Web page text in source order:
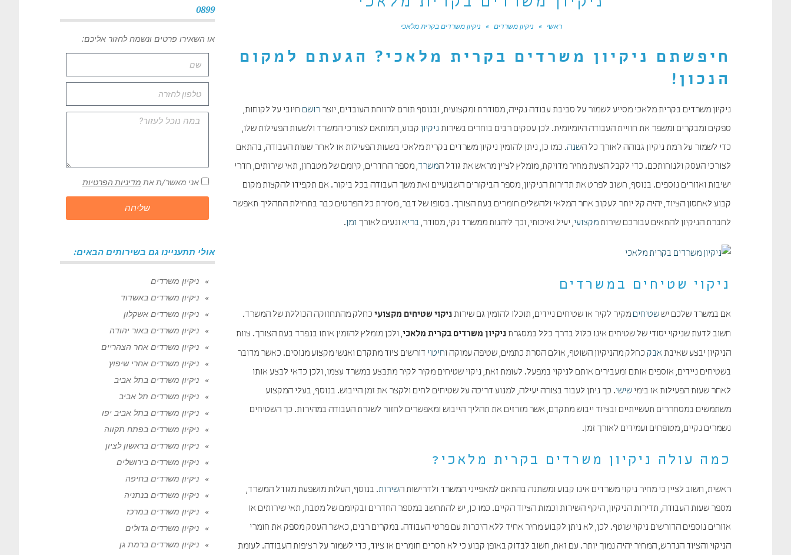
ראשי » ניקיון משרדים » ניקיון משרדים בקרית מלאכי
חיפשתם ניקיון משרדים בקרית מלאכי? הגעתם למקום
הנכון!
ניקיון משרדים בקרית מלאכי מסייע לשמור על סביבת עבודה נקייה, מסודרת ומקצועית, ובנוסף תורם לרווחת העובדים, יוצר רושם חיובי על לקוחות,
ספקים ומבקרים ומשפר את חוויית העבודה היומיומית. לכן עסקים רבים בוחרים בשירות ניקיון קבוע, המותאם לצורכי המשרד ולשעות הפעילות שלו,
כדי לשמור על רמת ניקיון גבוהה לאורך כל השנה. כמו כן, ניתן להזמין ניקיון משרדים בקרית מלאכי בשעות הפעילות או לאחר שעות העבודה, בהתאם
לצורכי העסק ולנוחותכם. כדי לקבל הצעת מחיר מדויקת, מומלץ לציין מראש את גודל המשרד, מספר החדרים, קיומם של מטבחון, תאי שירותים, חדרי
ישיבות ואזורים נוספים. בנוסף, חשוב לפרט את תדירות הניקיון, מספר הביקורים השבועיים ואת משך העבודה בכל ביקור. אם תקפידו להקצות מקום
קבוע לאחסון הציוד, יהיה קל יותר לעקוב אחר המלאי ולהשלים חומרים בעת הצורך. בסופו של דבר, מסירת כל הפרטים כבר בתחילת התהליך תאפשר
לחברת הניקיון להתאים עבורכם שירותמקצועי, יעיל ואיכותי, וכך ליהנות ממשרד נקי, מסודר, בריא ונעים לאורך זמן.
ניקוי שטיחים במשרדים
אם במשרד שלכם יש שטיחים מקיר לקיר או שטיחים ניידים, תוכלו להזמין גם שירותניקוי שטיחים מקצועי כחלק מהתחזוקה הכוללת של המשרד.
חשוב לדעת שניקוי יסודי של שטיחים אינו כלול בדרך כלל במסגרתניקיון משרדים בקרית מלאכי, ולכן מומלץ להזמין אותו בנפרד בעת הצורך. צוות
הניקיון יבצע שאיבת אבק כחלק מהניקיון השוטף, אולם הסרת כתמים, שטיפה עמוקה וחיטוי דורשים ציוד מתקדם ואנשי מקצוע מנוסים. כאשר מדובר
בשטיחים ניידים, אוספים אותם ומעבירים אותם לניקוי במפעל. לעומת זאת, ניקוי שטיחים מקיר לקיר מתבצע במשרד עצמו, ולכן כדאי לבצע אותו
לאחר שעות הפעילות או בימי שישי. כך ניתן לעבוד בצורה יעילה, למנוע דריכה על שטיחים לחים ולקצר את זמן הייבוש. בנוסף, בעלי המקצוע
משתמשים במסחררים תעשייתיים ובציוד ייבוש מתקדם, אשר מזרזים את תהליך הייבוש ומאפשרים לחזור לשגרת העבודה במהירות. כך השטיחים
נשמרים נקיים, מטופחים ועמידים לאורך זמן.
כמה עולה ניקיון משרדים בקרית מלאכי?
ראשית, חשוב לציין כי מחיר ניקוי משרדים אינו קבוע ומשתנה בהתאם למאפייני המשרד ולדרישות השירות. בנוסף, העלות מושפעת מגודל המשרד,
מספר שעות העבודה, תדירות הניקיון, היקף השירות וכמות הציוד הקיים. כמו כן, יש להתחשב במספר החדרים ובקיומם של מטבח, תאי שירותים או
אזורים נוספים הדורשים ניקוי שוטף. לכן, לא ניתן לקבוע מחיר אחיד ללא היכרות עם פרטי העבודה. במקרים רבים, כאשר העסק מספק את חומרי
הניקוי והציוד הנדרש, המחיר יהיה נמוך יותר. עם זאת, חשוב לבדוק באופן קבוע כי לא חסרים חומרים או ציוד, כדי לשמור על רציפות העבודה. לעומת
0899
או השאירו פרטים ונשמח לחזור אליכם:
אני מאשר/ת את מדיניות הפרטיות
שליחה
אולי תתעניינו גם בשירותים הבאים:
ניקיון משרדים
ניקיון משרדים באשדוד
ניקיון משרדים אשקלון
ניקיון משרדים באור יהודה
ניקיון משרדים אחר הצהריים
ניקיון משרדים אחרי שיפוץ
ניקיון משרדים בתל אביב
ניקיון משרדים תל אביב
ניקיון משרדים בתל אביב יפו
ניקיון משרדים בפתח תקווה
ניקיון משרדים בראשון לציון
ניקיון משרדים בירושלים
ניקיון משרדים בחיפה
ניקיון משרדים בנתניה
ניקיון משרדים במרכז
ניקיון משרדים גדולים
ניקיון משרדים ברמת גן